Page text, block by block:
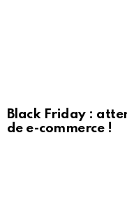
Black Friday :
de e-commerce !